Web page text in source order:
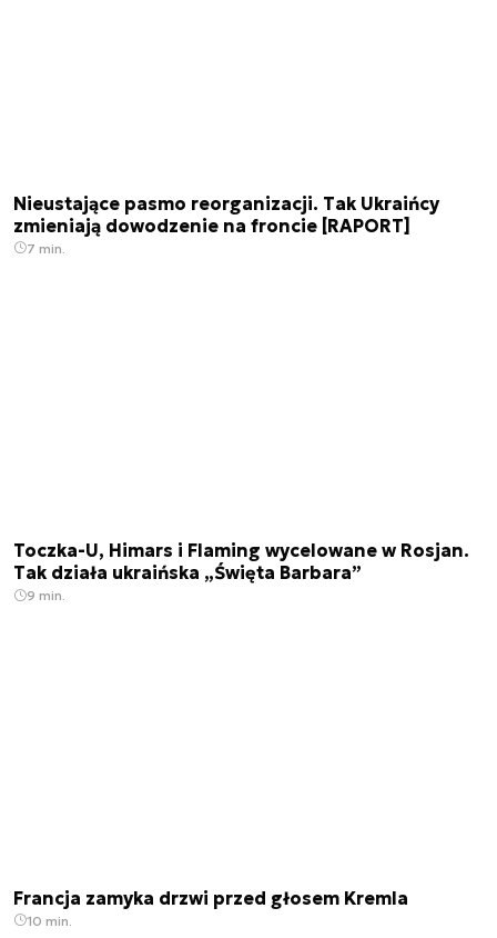
Nieustające pasmo reorganizacji. Tak Ukraińcy
zmieniają dowodzenie na froncie [RAPORT]
7 min.
Toczka-U, Himars i Flaming wycelowane w Rosjan.
Tak działa ukraińska „Święta Barbara”
9 min.
Francja zamyka drzwi przed głosem Kremla
10 min.